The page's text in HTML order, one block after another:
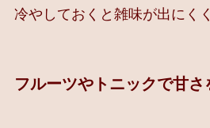
冷やしておくと雑味が出にく
フルーツやトニックで甘